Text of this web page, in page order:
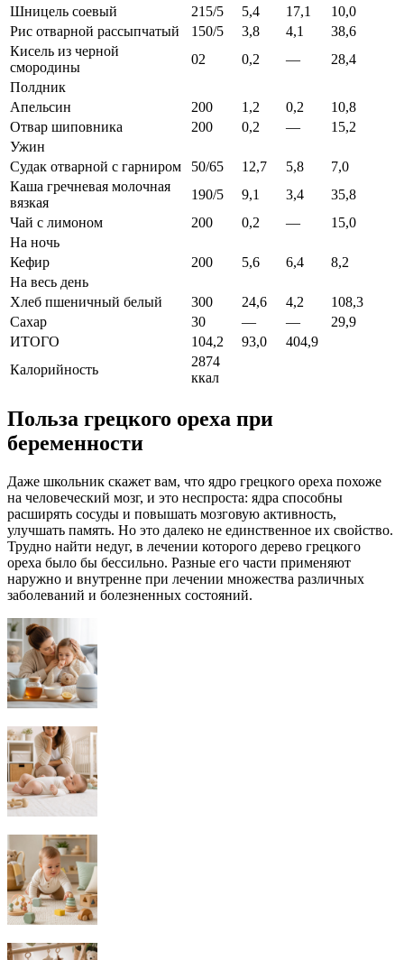
Шницель соевый 215/5 5,4 17,1
10,0
Рис отварной рассыпчатый
150/5 3,8 4,1
38,6
Кисель из черной
смородины
02 0,2 —
28,4
Полдник
Апельсин
200 1,2 0,2
10,8
Отвар шиповника
200 0,2 —
15,2
Ужин
Судак отварной с гарниром
50/65 12,7 5,8
7,0
Каша гречневая молочная
вязкая
190/5 9,1 3,4
35,8
Чай с лимоном
200 0,2 —
15,0
На ночь
Кефир
200 5,6 6,4
8,2
На весь день
Хлеб пшеничный белый
300 24,6 4,2
108,3
Сахар
30 — —
29,9
ИТОГО
104,2 93,0
404,9
Калорийность
2874
ккал
Польза грецкого ореха при
беременности
Даже школьник скажет вам, что ядро грецкого ореха похоже
на человеческий мозг, и это неспроста: ядра способны
расширять сосуды и повышать мозговую активность,
улучшать память. Но это далеко не единственное их свойство.
Трудно найти недуг, в лечении которого дерево грецкого
ореха было бы бессильно. Разные его части применяют
наружно и внутренне при лечении множества различных
заболеваний и болезненных состояний.